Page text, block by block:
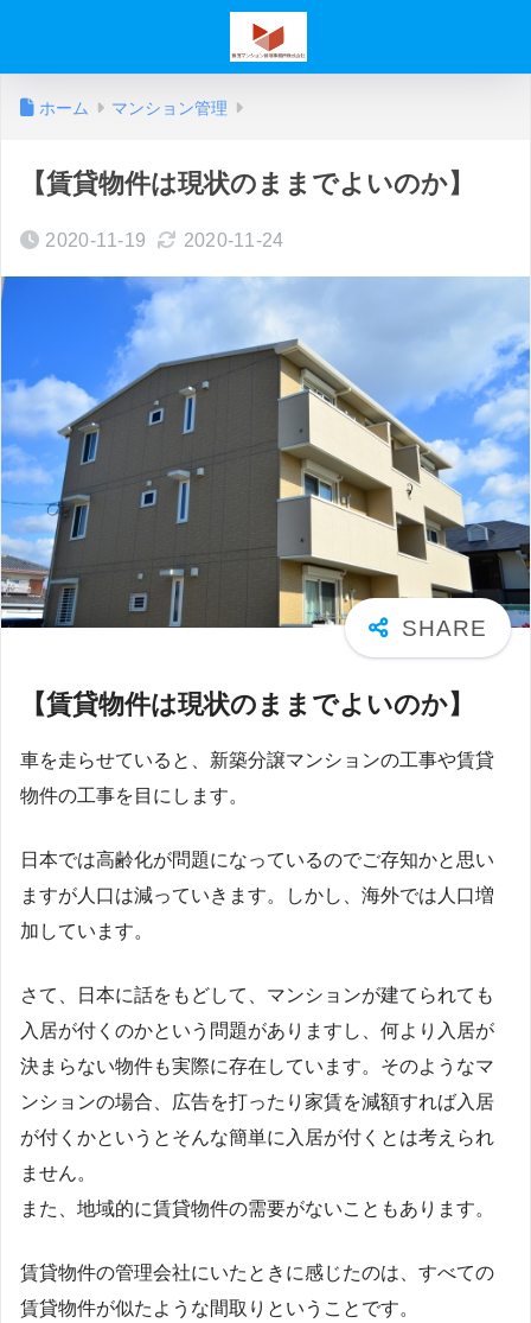
ホーム マンション管理
【賃貸物件は現状のままでよいのか】
2020-11-19 2020-11-24
【賃貸物件は現状のままでよいのか】
車を走らせていると、新築分譲マンションの工事や賃貸
物件の工事を目にします。
日本では高齢化が問題になっているのでご存知かと思い
ますが人口は減っていきます。しかし、海外では人口増
加しています。
さて、日本に話をもどして、マンションが建てられても
入居が付くのかという問題がありますし、何より入居が
決まらない物件も実際に存在しています。そのようなマ
ンションの場合、広告を打ったり家賃を減額すれば入居
が付くかというとそんな簡単に入居が付くとは考えられ
ません。
また、地域的に賃貸物件の需要がないこともあります。
賃貸物件の管理会社にいたときに感じたのは、すべての
賃貸物件が似たような間取りということです。